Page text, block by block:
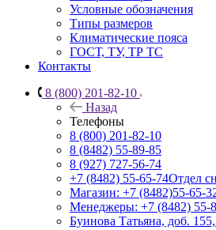
Условные обозначения
Типы размеров
Климатические пояса
ГОСТ, ТУ, ТР ТС
Контакты
8 (800) 201-82-10
Назад
Телефоны
8 (800) 201-82-10
8 (8482) 55-89-85
8 (927) 727-56-74
+7 (8482) 55-65-74Отдел
Магазин: +7 (8482)55-65-
Менеджеры: +7 (8482) 55-
Буинова Татьяна, доб.